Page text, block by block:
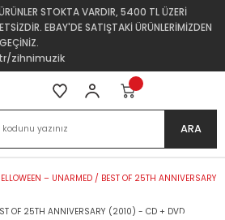
STOKTA VARDIR, 5400 TL ÜZERİ
EBAY'DE SATIŞTAKİ ÜRÜNLERİMİZDEN
zihnimuzik
ARA
– UNARMED / BEST OF 25TH